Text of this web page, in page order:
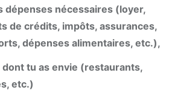
dépenses nécessaires (loyer,
de crédits, impôts, assurances,
dépenses alimentaires, etc.),
dont tu as envie (restaurants,
etc.)